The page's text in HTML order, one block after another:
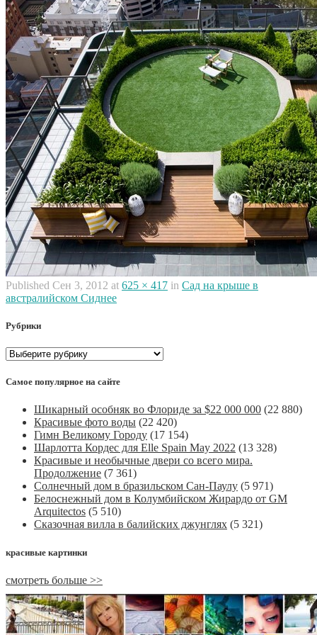
Published Сен 3, 2012 at 625 × 417 in Сад на крыше в
австралийском Сиднее
Рубрики
Рубрики
Самое популярное на сайте
Шикарный особняк во Флориде за $22 000 000 (22 880)
Красивые фото воды (22 420)
Гимн Великому Городу (17 154)
Шарлотта Кордес для Elle Spain May 2022 (13 328)
Красивые и необычные двери со всего мира.
Продолжение (7 361)
Солнечный дом в бразильском Сан-Паулу (5 971)
Белоснежный дом в Колумбийском Жирардо от GM
Arquitectos (5 510)
Сказочная вилла в балийских джунглях (5 321)
красивые картинки
смотреть больше >>